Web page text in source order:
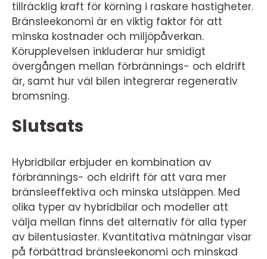
tillräcklig kraft för körning i raskare hastigheter.
Bränsleekonomi är en viktig faktor för att
minska kostnader och miljöpåverkan.
Körupplevelsen inkluderar hur smidigt
övergången mellan förbrännings- och eldrift
är, samt hur väl bilen integrerar regenerativ
bromsning.
Slutsats
Hybridbilar erbjuder en kombination av
förbrännings- och eldrift för att vara mer
bränsleeffektiva och minska utsläppen. Med
olika typer av hybridbilar och modeller att
välja mellan finns det alternativ för alla typer
av bilentusiaster. Kvantitativa mätningar visar
på förbättrad bränsleekonomi och minskad